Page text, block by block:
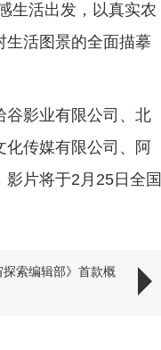
生活出发，以真实农
生活图景的全面描摹
谷影业有限公司、北
化传媒有限公司、阿
片将于2月25日全国
索编辑部》首款概